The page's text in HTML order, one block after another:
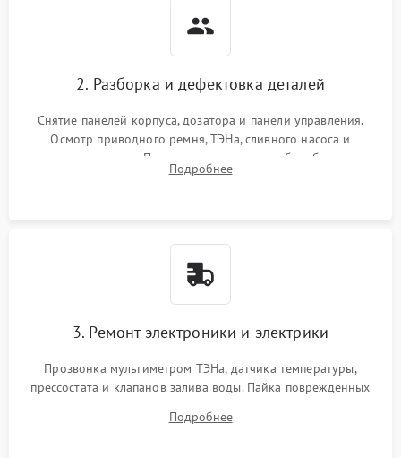
2. Разборка и дефектовка деталей
Снятие панелей корпуса, дозатора и панели управления.
Осмотр приводного ремня, ТЭНа, сливного насоса и
амортизаторов. Проверка подшипников барабана и
крестовины на износ, а манжеты люка на разрывы.
Подробнее
3. Ремонт электроники и электрики
Прозвонка мультиметром ТЭНа, датчика температуры,
прессостата и клапанов залива воды. Пайка поврежденных
Восстановление целостности проводки и контактов.
Подробнее